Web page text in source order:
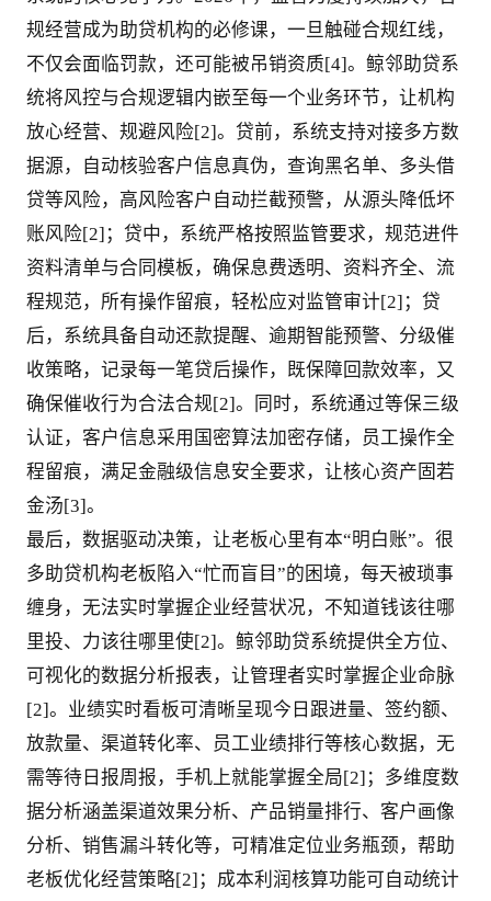
规经营成为助贷机构的必修课，一旦触碰合规红线，
不仅会面临罚款，还可能被吊销资质[4]。鲸邻助贷系
统将风控与合规逻辑内嵌至每一个业务环节，让机构
放心经营、规避风险[2]。贷前，系统支持对接多方数
据源，自动核验客户信息真伪，查询黑名单、多头借
贷等风险，高风险客户自动拦截预警，从源头降低坏
账风险[2]；贷中，系统严格按照监管要求，规范进件
资料清单与合同模板，确保息费透明、资料齐全、流
程规范，所有操作留痕，轻松应对监管审计[2]；贷
后，系统具备自动还款提醒、逾期智能预警、分级催
收策略，记录每一笔贷后操作，既保障回款效率，又
确保催收行为合法合规[2]。同时，系统通过等保三级
认证，客户信息采用国密算法加密存储，员工操作全
程留痕，满足金融级信息安全要求，让核心资产固若
金汤[3]。
最后，数据驱动决策，让老板心里有本“明白账”。很
多助贷机构老板陷入“忙而盲目”的困境，每天被琐事
缠身，无法实时掌握企业经营状况，不知道钱该往哪
里投、力该往哪里使[2]。鲸邻助贷系统提供全方位、
可视化的数据分析报表，让管理者实时掌握企业命脉
[2]。业绩实时看板可清晰呈现今日跟进量、签约额、
放款量、渠道转化率、员工业绩排行等核心数据，无
需等待日报周报，手机上就能掌握全局[2]；多维度数
据分析涵盖渠道效果分析、产品销量排行、客户画像
分析、销售漏斗转化等，可精准定位业务瓶颈，帮助
老板优化经营策略[2]；成本利润核算功能可自动统计